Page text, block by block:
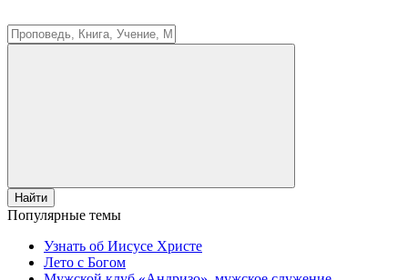
Найти
Популярные темы
Узнать об Иисусе Христе
Лето с Богом